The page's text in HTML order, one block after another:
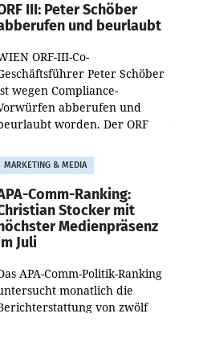
III: Peter Schöber
und beurlaubt
ORF-III-Co-
Peter Schöber
wegen Compliance-
abberufen und
worden. Der ORF
MARKETING & MEDIA
Comm-Ranking:
Stocker mit
Medienpräsenz
Juli
APA-Comm-Politik-Ranking
monatlich die
von zwölf